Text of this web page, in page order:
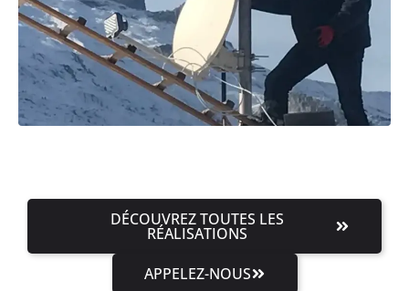
DÉCOUVREZ TOUTES LES
RÉALISATIONS
APPELEZ-NOUS